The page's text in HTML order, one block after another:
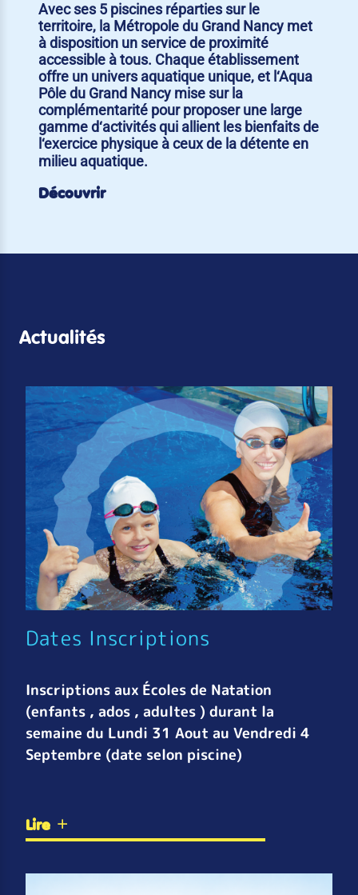
Avec ses 5 piscines réparties sur le
territoire, la Métropole du Grand Nancy met
à disposition un service de proximité
accessible à tous. Chaque établissement
offre un univers aquatique unique, et l‘Aqua
Pôle du Grand Nancy mise sur la
complémentarité pour proposer une large
gamme d‘activités qui allient les bienfaits de
l‘exercice physique à ceux de la détente en
milieu aquatique.
Découvrir
Actualités
Dates Inscriptions
Inscriptions aux Écoles de Natation
(enfants , ados , adultes ) durant la
semaine du Lundi 31 Aout au Vendredi 4
Septembre (date selon piscine)
Lire